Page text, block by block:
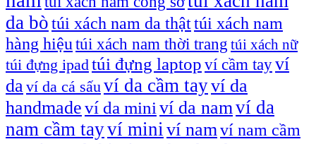
da bòtúi xách nam da thậttúi xách nam
hàng hiệu túi xách nam thời trang túi xách nữ
túi đựng ipadtúi đựng laptop ví cầm tayví
daví da cá sấuví da cầm tayví da
handmadeví da mini ví da namví da
nam cầm tayví miniví namví nam cầm